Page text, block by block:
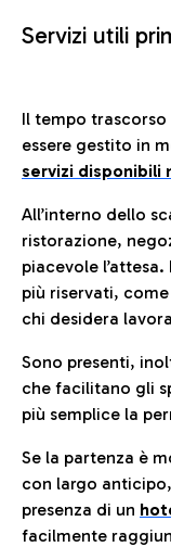
Servizi utili
Il tempo
essere gestito in
servizi disponibili
All’interno dello
ristorazione,
piacevole
più riservati,
chi desidera
Sono presenti,
che facilitano gli
più semplice la
Se la partenza è
con largo
presenza di un
facilmente